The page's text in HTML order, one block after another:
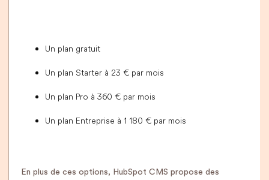
Un plan gratuit
Un plan Starter à 23 € par mois
Un plan Pro à 360 € par mois
Un plan Entreprise à 1 180 € par mois
En plus de ces options, HubSpot CMS propose des